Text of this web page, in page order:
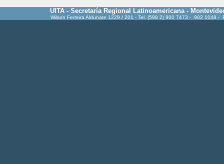
UITA - Secretaría Regional Latinoamericana -
Wilson Ferreira Aldunate 1229 / 201 - Tel. (598 2) 900 7473 - 902 1048 -